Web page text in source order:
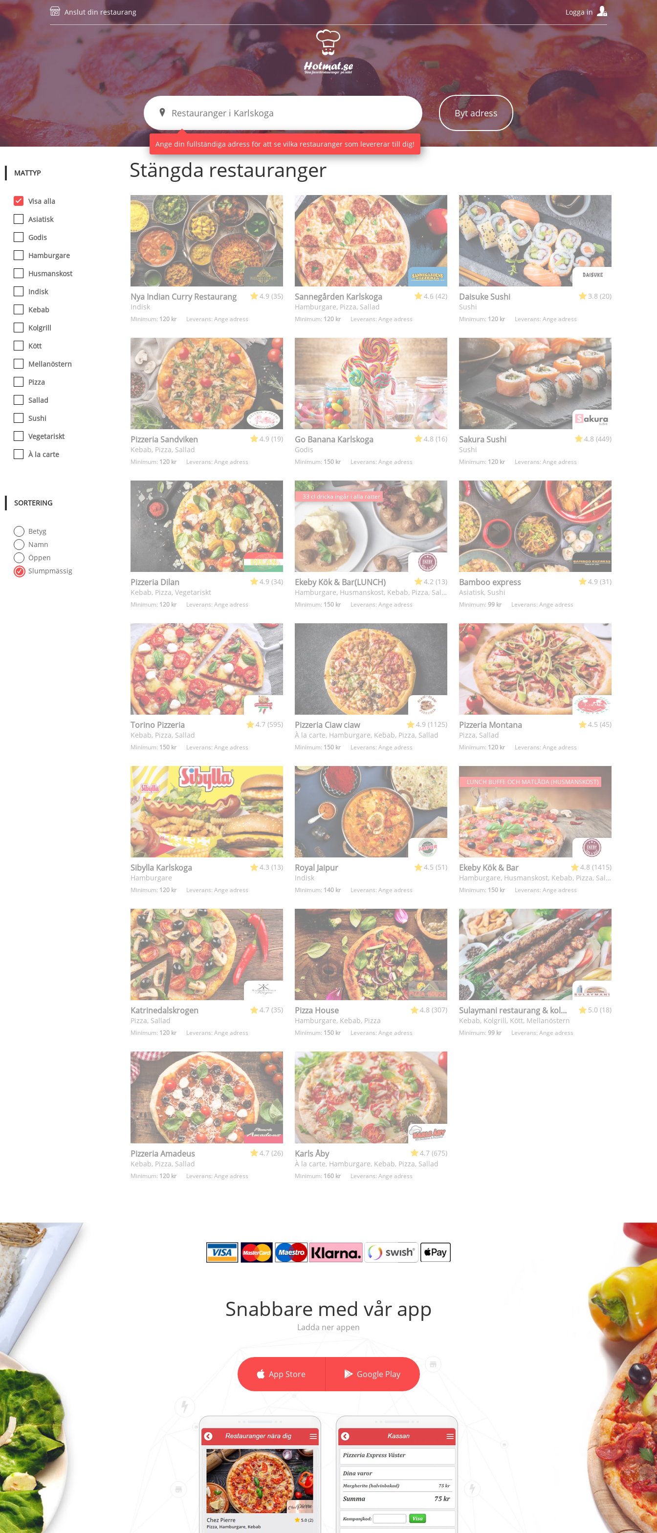
Logga in
Anslut din restaurang
Ange din fullständiga adress för att se vilka restauranger som levererar till dig!
Byt adress
MATTYP
Visa alla
Asiatisk
Godis
Hamburgare
Husmanskost
Indisk
Kebab
Kolgrill
Kött
Mellanöstern
Pizza
Sallad
Sushi
Vegetariskt
À la carte
SORTERING
Betyg
Namn
Öppen
Slumpmässig
Stängda restauranger
Nya Indian Curry Restaurang
4.9 (35)
Indisk
Minimum: 120 kr Leverans: Ange adress
Sannegården Karlskoga
4.6 (42)
Hamburgare, Pizza, Sallad
Minimum: 120 kr Leverans: Ange adress
Daisuke Sushi
3.8 (20)
Sushi
Minimum: 120 kr Leverans: Ange adress
Pizzeria Sandviken
4.9 (19)
Kebab, Pizza, Sallad
Minimum: 120 kr Leverans: Ange adress
Go Banana Karlskoga
4.8 (16)
Godis
Minimum: 150 kr Leverans: Ange adress
Sakura Sushi
4.8 (449)
Sushi
Minimum: 120 kr Leverans: Ange adress
Pizzeria Dilan
4.9 (34)
Kebab, Pizza, Vegetariskt
Minimum: 120 kr Leverans: Ange adress
Ekeby Kök & Bar(LUNCH)
4.2 (13)
Hamburgare, Husmanskost, Kebab, Pizza, Sallad
Minimum: 150 kr Leverans: Ange adress
33 cl dricka ingår i alla rätter
Bamboo express
4.9 (31)
Asiatisk, Sushi
Minimum: 99 kr Leverans: Ange adress
Torino Pizzeria
4.7 (595)
Kebab, Pizza, Sallad
Minimum: 150 kr Leverans: Ange adress
Pizzeria Ciaw ciaw
4.9 (1125)
À la carte, Hamburgare, Kebab, Pizza, Sallad
Minimum: 150 kr Leverans: Ange adress
Pizzeria Montana
4.5 (45)
Pizza, Sallad
Minimum: 120 kr Leverans: Ange adress
Sibylla Karlskoga
4.3 (13)
Hamburgare
Minimum: 120 kr Leverans: Ange adress
Royal Jaipur
4.5 (51)
Indisk
Minimum: 140 kr Leverans: Ange adress
Ekeby Kök & Bar
4.8 (1415)
Hamburgare, Husmanskost, Kebab, Pizza, Sallad
Minimum: 150 kr Leverans: Ange adress
LUNCH BUFFE OCH MATLÅDA (HUSMANSKOST)
Katrinedalskrogen
4.7 (35)
Pizza, Sallad
Minimum: 120 kr Leverans: Ange adress
Pizza House
4.8 (307)
Hamburgare, Kebab, Pizza
Minimum: 150 kr Leverans: Ange adress
Sulaymani restaurang & kolgrill
5.0 (18)
Kebab, Kolgrill, Kött, Mellanöstern
Minimum: 99 kr Leverans: Ange adress
Pizzeria Amadeus
4.7 (26)
Kebab, Pizza, Sallad
Minimum: 120 kr Leverans: Ange adress
Karls Åby
4.7 (675)
À la carte, Hamburgare, Kebab, Pizza, Sallad
Minimum: 160 kr Leverans: Ange adress
Snabbare med vår app
Ladda ner appen
App Store Google Play